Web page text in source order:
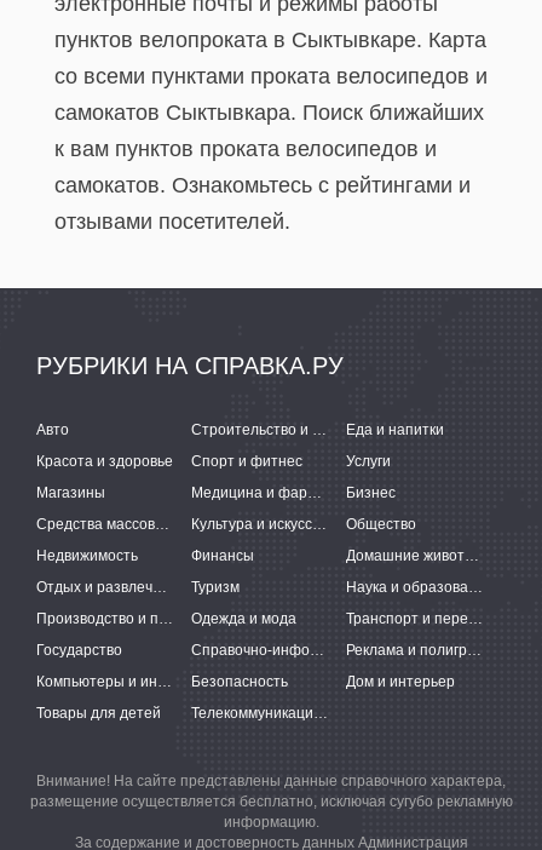
пунктов велопроката в Сыктывкаре. Карта
со всеми пунктами проката велосипедов и
самокатов Сыктывкара. Поиск ближайших
к вам пунктов проката велосипедов и
самокатов. Ознакомьтесь с рейтингами и
отзывами посетителей.
РУБРИКИ НА СПРАВКА.РУ
Авто Строительство и ремонт
Еда и напитки
Красота и здоровье
Спорт и фитнес
Услуги
Магазины
Медицина и фармацевтика
Бизнес
Средства массовой информации
Культура и искусство
Общество
Недвижимость
Финансы
Домашние животные
Отдых и развлечения
Туризм
Наука и образование
Производство и поставки
Одежда и мода
Транспорт и перевозки
Государство
Справочно-информационные системы
Реклама и полиграфия
Компьютеры и интернет
Безопасность
Дом и интерьер
Товары для детей
Телекоммуникации и связь
Внимание! На сайте представлены данные справочного характера,
размещение осуществляется бесплатно, исключая сугубо рекламную
информацию.
За содержание и достоверность данных Администрация